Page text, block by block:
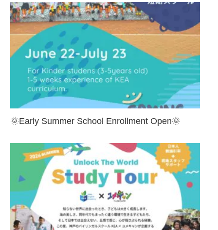
🌞Early Summer School Enrollment Open🌞